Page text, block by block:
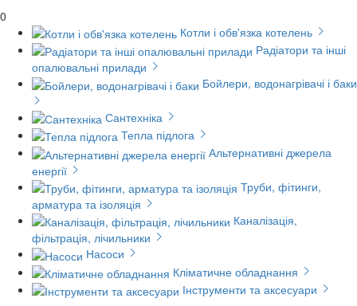
0
Котли і обв'язка котелень
Радіатори та інші
опалювальні прилади
Бойлери, водонагрівачі і баки
Сантехніка
Тепла підлога
Альтернативні джерела
енергії
Труби, фітинги,
арматура та ізоляція
Каналізація,
фільтрація, лічильники
Насоси
Кліматичне обладнання
Інструменти та аксесуари